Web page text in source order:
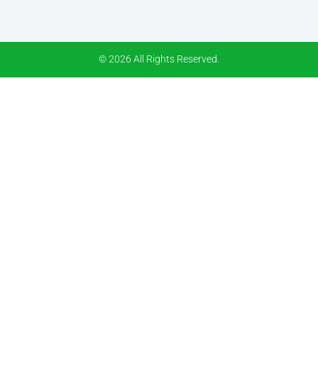
© 2026 All Rights Reserved.